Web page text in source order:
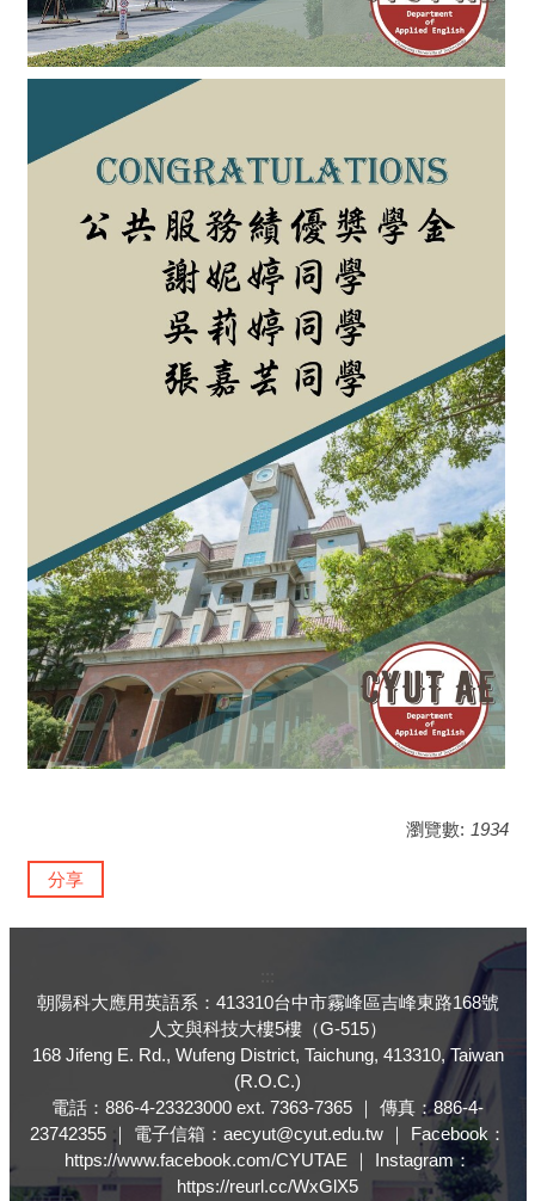
瀏覽數: 1934
分享
朝陽科大應用英語系：413310台中市霧峰區吉峰東路168號
人文與科技大樓5樓（G-515）
168 Jifeng E. Rd., Wufeng District, Taichung, 413310, Taiwan
(R.O.C.)
電話：886-4-23323000 ext. 7363-7365 ｜ 傳真：886-4-
23742355 ｜ 電子信箱：aecyut@cyut.edu.tw ｜ Facebook：
https://www.facebook.com/CYUTAE ｜ Instagram：
https://reurl.cc/WxGlX5